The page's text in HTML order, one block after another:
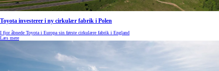
Toyota investerer i ny cirkulær fabrik i Polen
I fjor åbnede Toyota i Europa sin første cirkulære fabrik i England
Læs mere